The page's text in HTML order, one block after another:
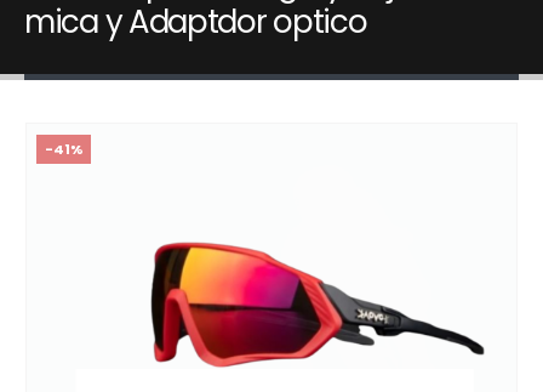
mica y Adaptdor optico
-41%